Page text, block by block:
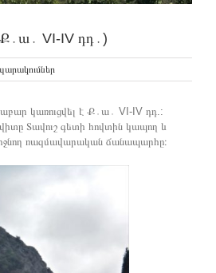
VI-IV դդ․)
կառուցվել է Ք․ա․ VI-IV դդ.:
Տավուշ գետի հովտին կապող և
ռազմավարական ճանապարհը։